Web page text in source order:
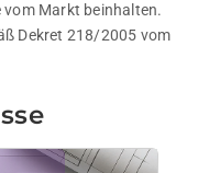
vom Markt beinhalten.
Dekret 218/2005 vom